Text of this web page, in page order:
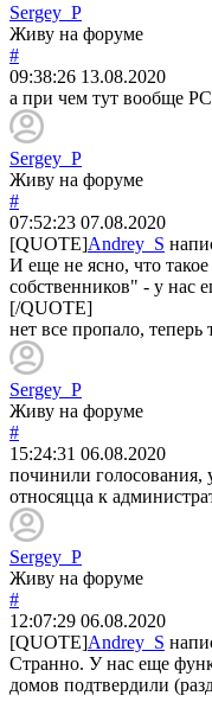
Sergey_P
Живу на форуме
#
09:38:26 13.08.2020
а при чем тут вообще
Sergey_P
Живу на форуме
#
07:52:23 07.08.2020
[QUOTE]Andrey_S
И еще не ясно, что
собственников" - у нас
[/QUOTE]
нет все пропало, теперь
Sergey_P
Живу на форуме
#
15:24:31 06.08.2020
починили
относяцца к
Sergey_P
Живу на форуме
#
12:07:29 06.08.2020
[QUOTE]Andrey_S
Странно. У нас еще
домов подтвердили